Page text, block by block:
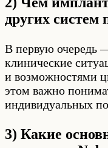
других систем
В первую очередь
клинические
и возможностями
этом важно
индивидуальных
3) Какие